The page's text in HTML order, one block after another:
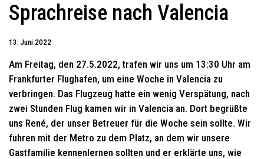
Sprachreise nach Valencia
13. Juni 2022
Am Freitag, den 27.5.2022, trafen wir uns um 13:30 Uhr am
Frankfurter Flughafen, um eine Woche in Valencia zu
verbringen. Das Flugzeug hatte ein wenig Verspätung, nach
zwei Stunden Flug kamen wir in Valencia an. Dort begrüßte
uns René, der unser Betreuer für die Woche sein sollte. Wir
fuhren mit der Metro zu dem Platz, an dem wir unsere
Gastfamilie kennenlernen sollten und er erklärte uns, wie